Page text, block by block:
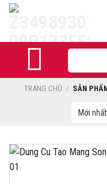
Skip
kiếm:
TRANG CHỦ / SẢN